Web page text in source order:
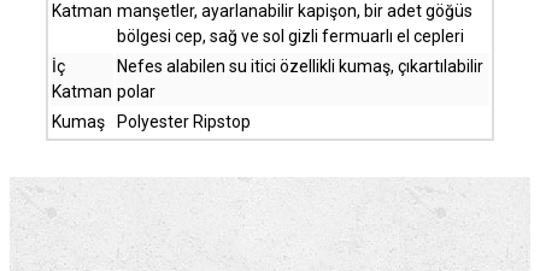
Katman manşetler, ayarlanabilir kapişon, bir adet göğüs
bölgesi cep, sağ ve sol gizli fermuarlı el cepleri
İç
Katman
Nefes alabilen su itici özellikli kumaş, çıkartılabilir
polar
Kumaş
Polyester Ripstop